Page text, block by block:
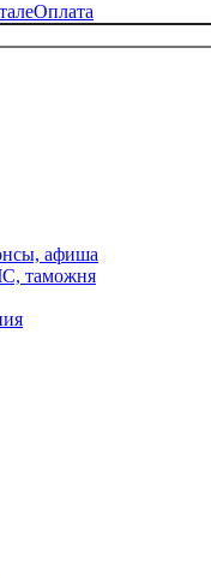
Оплата
афиша
таможня